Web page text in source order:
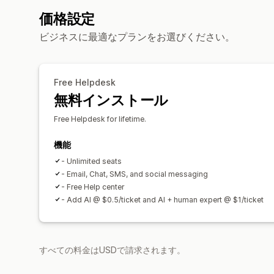
価格設定
ビジネスに最適なプランをお選びください。
Free Helpdesk
無料インストール
Free Helpdesk for lifetime.
機能
- Unlimited seats
- Email, Chat, SMS, and social messaging
- Free Help center
- Add AI @ $0.5/ticket and AI + human expert @ $1/ticket
すべての料金はUSDで請求されます。